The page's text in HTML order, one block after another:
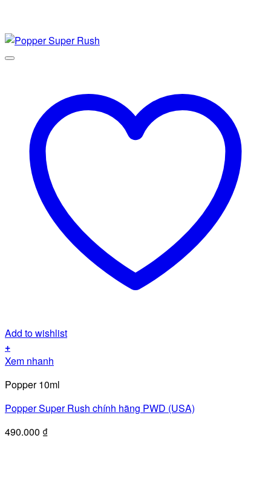
Add to wishlist
+
Xem nhanh
Popper 10ml
Popper Super Rush chính hãng PWD (USA)
490.000 ₫